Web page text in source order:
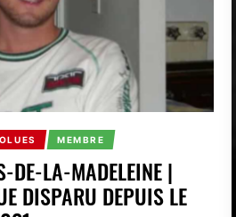
MEMBRE
DE-LA-MADELEINE |
DISPARU DEPUIS LE